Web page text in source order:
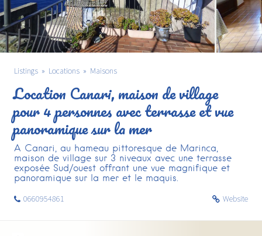
Listings Locations Maisons
Location Canari, maison de village
pour 4 personnes avec terrasse et vue
panoramique sur la mer
A Canari, au hameau pittoresque de Marinca,
maison de village sur 3 niveaux avec une terrasse
exposée Sud/ouest offrant une vue magnifique et
panoramique sur la mer et le maquis.
0660954861 Website